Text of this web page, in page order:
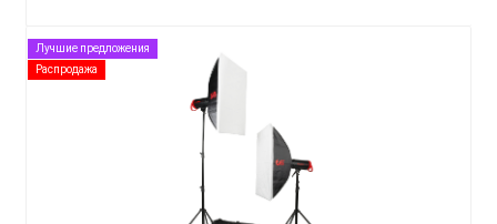
Лучшие предложения
Распродажа